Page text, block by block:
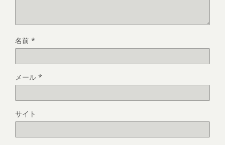
名前 *
メール *
サイト